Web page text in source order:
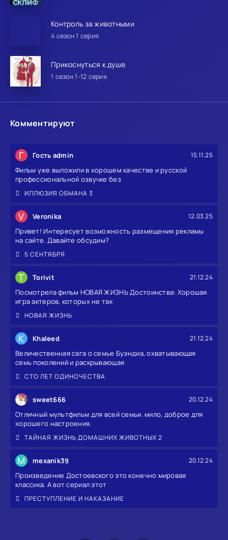
Контроль за животными
4 сезон 1 серия
Прикоснуться к душе
1 сезон 1-12 серия
Комментируют
Г Гость admin 15.11.25
Фильм уже выложили в хорошем качестве и русской
профессиональной озвучке без
ИЛЛЮЗИЯ ОБМАНА 3
V Veronika 12.03.25
Привет! Интересует возможность размещения рекламы
на сайте. Давайте обсудим?
5 СЕНТЯБРЯ
T Torivit 21.12.24
Посмотрела фильм НОВАЯ ЖИЗНЬ Достоинства: Хорошая
игра актеров, которых не так
НОВАЯ ЖИЗНЬ
K Khaleed 21.12.24
Величественная сага о семье Буэндиа, охватывающая
семь поколений и раскрывающая
СТО ЛЕТ ОДИНОЧЕСТВА
sweet666 20.12.24
Отличный мультфильм для всей семьи. мило, доброе для
хорошего настроения.
ТАЙНАЯ ЖИЗНЬ ДОМАШНИХ ЖИВОТНЫХ 2
M mexanik39 20.12.24
Произведение Достоевского это конечно мировая
классика. А вот сериал этот
ПРЕСТУПЛЕНИЕ И НАКАЗАНИЕ